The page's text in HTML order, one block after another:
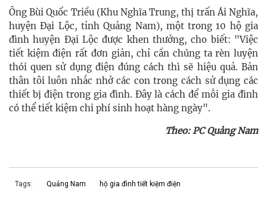
Ông Bùi Quốc Triều (Khu Nghĩa Trung, thị trấn Ái Nghĩa,
huyện Đại Lộc, tỉnh Quảng Nam), một trong 10 hộ gia
đình huyện Đại Lộc được khen thưởng, cho biết: "Việc
tiết kiệm điện rất đơn giản, chỉ cần chúng ta rèn luyện
thói quen sử dụng điện đúng cách thì sẽ hiệu quả. Bản
thân tôi luôn nhắc nhở các con trong cách sử dụng các
thiết bị điện trong gia đình. Đây là cách để mỗi gia đình
có thể tiết kiệm chi phí sinh hoạt hàng ngày".
Theo: PC Quảng Nam
Tags: Quảng Nam hộ gia đình tiết kiệm điện